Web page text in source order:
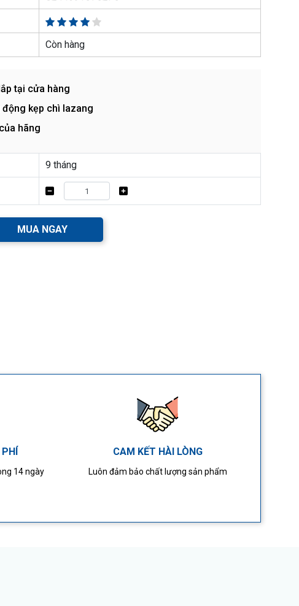
Còn hàng
tại cửa hàng
kẹp chì lazang
hãng
9 tháng
MUA NGAY
14 ngày
CAM KẾT HÀI LÒNG
Luôn đảm bảo chất lượng sản phẩm